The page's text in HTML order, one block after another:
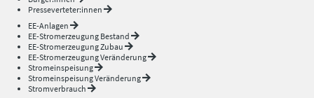
Presseverteter:innen
EE-Anlagen
EE-Stromerzeugung Bestand
EE-Stromerzeugung Zubau
EE-Stromerzeugung Veränderung
Stromeinspeisung
Stromeinspeisung Veränderung
Stromverbrauch